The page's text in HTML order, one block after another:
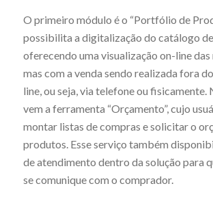
O primeiro módulo é o “Portfólio de
possibilita a digitalização do catálogo
oferecendo uma visualização on-line
mas com a venda sendo realizada fora
line, ou seja, via telefone ou fisicamente.
vem a ferramenta “Orçamento”, cujo
montar listas de compras e solicitar o
produtos. Esse serviço também
de atendimento dentro da solução para
se comunique com o comprador.